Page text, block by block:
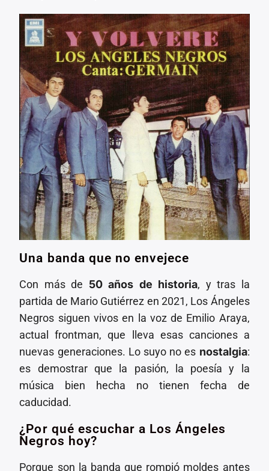
Una banda que no envejece
Con más de 50 años de historia, y tras la
partida de Mario Gutiérrez en 2021, Los Ángeles
Negros siguen vivos en la voz de Emilio Araya,
actual frontman, que lleva esas canciones a
nuevas generaciones. Lo suyo no es nostalgia:
es demostrar que la pasión, la poesía y la
música bien hecha no tienen fecha de
caducidad.
¿Por qué escuchar a Los Ángeles
Negros hoy?
Porque son la banda que rompió moldes antes